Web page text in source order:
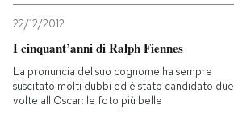
22/12/2012
I cinquant’anni di Ralph Fiennes
La pronuncia del suo cognome ha sempre
suscitato molti dubbi ed è stato candidato due
volte all'Oscar: le foto più belle